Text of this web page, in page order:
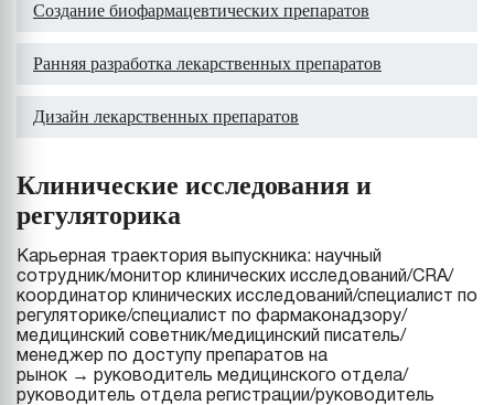
Создание биофармацевтических препаратов
Ранняя разработка лекарственных препаратов
Дизайн лекарственных препаратов
Клинические исследования и
регуляторика
Карьерная траектория выпускника: научный
сотрудник/монитор клинических исследований/CRA/
координатор клинических исследований/специалист по
регуляторике/специалист по фармаконадзору/
медицинский советник/медицинский писатель/
менеджер по доступу препаратов на
рынок → руководитель медицинского отдела/
руководитель отдела регистрации/руководитель